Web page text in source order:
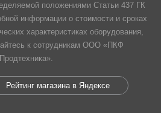
положениями Статьи 437 ГК
информации о стоимости и сроках
характеристиках оборудования,
к сотрудникам ООО «ПКФ
Продтехника».
Рейтинг магазина в Яндексе